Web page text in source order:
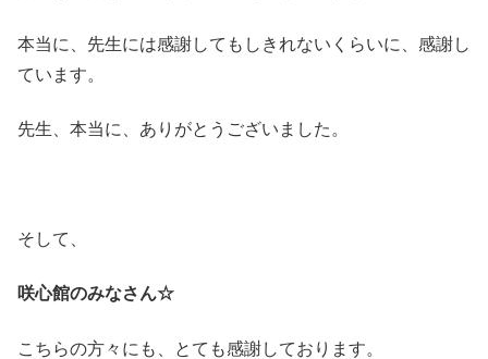
本当に、先生には感謝してもしきれないくらいに、感謝し
ています。
先生、本当に、ありがとうございました。
そして、
咲心館のみなさん☆
こちらの方々にも、とても感謝しております。